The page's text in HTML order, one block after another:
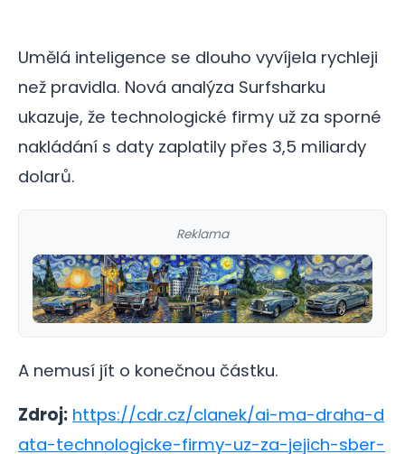
Umělá inteligence se dlouho vyvíjela rychleji
než pravidla. Nová analýza Surfsharku
ukazuje, že technologické firmy už za sporné
nakládání s daty zaplatily přes 3,5 miliardy
dolarů.
Reklama
A nemusí jít o konečnou částku.
Zdroj: https://cdr.cz/clanek/ai-ma-draha-d
ata-technologicke-firmy-uz-za-jejich-sber-